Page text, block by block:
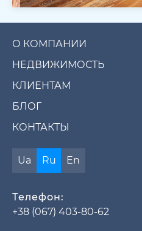
О КОМПАНИИ
НЕДВИЖИМОСТЬ
КЛИЕНТАМ
БЛОГ
КОНТАКТЫ
Ua Ru En
Телефон:
+38 (067) 403-80-62